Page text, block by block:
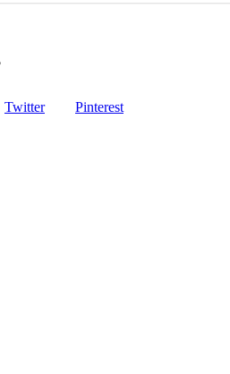
Twitter Pinterest